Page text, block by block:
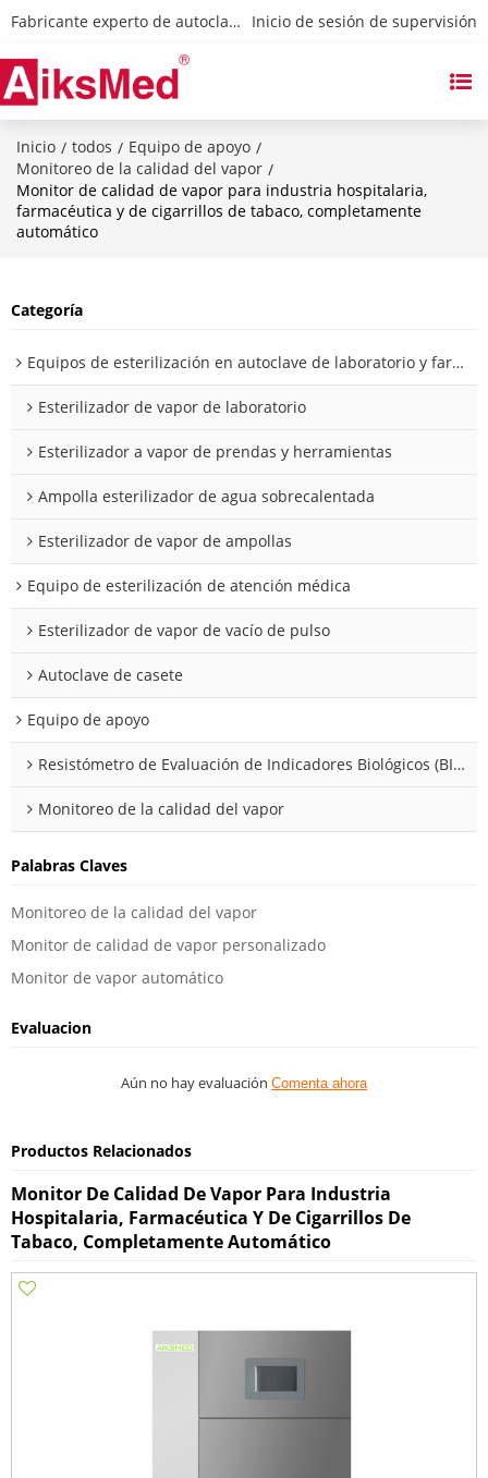
Fabricante experto de autoclaves y esterilizadores Inicio de sesión de supervisión
Inicio / todos / Equipo de apoyo /
Monitoreo de la calidad del vapor /
Monitor de calidad de vapor para industria hospitalaria,
farmacéutica y de cigarrillos de tabaco, completamente
automático
Monitor De Calidad De Vapor Para Industria
Hospitalaria, Farmacéutica Y De Cigarrillos De
Tabaco, Completamente Automático
Categoría
Equipos de esterilización en autoclave de laboratorio y farmacia
Esterilizador de vapor de laboratorio
Esterilizador a vapor de prendas y herramientas
Ampolla esterilizador de agua sobrecalentada
Esterilizador de vapor de ampollas
Equipo de esterilización de atención médica
Esterilizador de vapor de vacío de pulso
Autoclave de casete
Equipo de apoyo
Resistómetro de Evaluación de Indicadores Biológicos (BIER/CIER)
Monitoreo de la calidad del vapor
Palabras Claves
Monitoreo de la calidad del vapor
Monitor de calidad de vapor personalizado
Monitor de vapor automático
Evaluacion
Aún no hay evaluación Comenta ahora
Productos Relacionados